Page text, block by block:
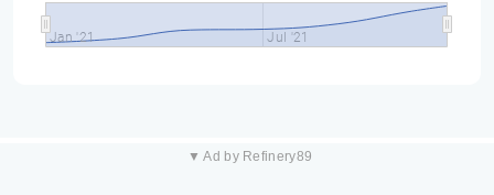
Jan '21 Jul '21
▼ Ad by Refinery89